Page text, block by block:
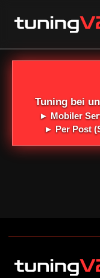
Tuning bei
► Mobiler
►Per Post